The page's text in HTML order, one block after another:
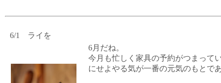
6/1 ライを
6月だね。
今月も忙しく家具の予約がつまって
にせよやる気が一番の元気のもとで